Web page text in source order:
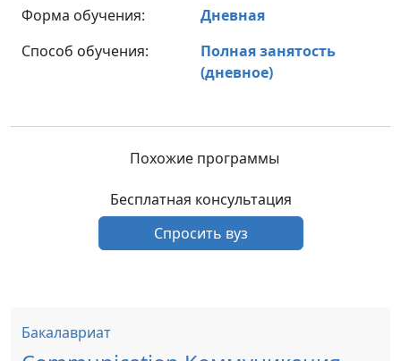
Форма обучения:
Дневная
Способ обучения:
Полная занятость
(дневное)
Похожие программы
Бесплатная консультация
Спросить вуз
Бакалавриат